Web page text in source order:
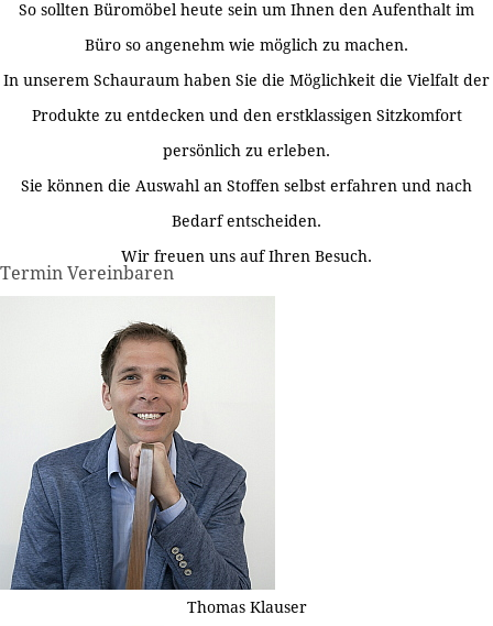
So sollten Büromöbel heute sein um Ihnen den Aufenthalt im
Büro so angenehm wie möglich zu machen.
In unserem Schauraum haben Sie die Möglichkeit die Vielfalt der
Produkte zu entdecken und den erstklassigen Sitzkomfort
persönlich zu erleben.
Sie können die Auswahl an Stoffen selbst erfahren und nach
Bedarf entscheiden.
Wir freuen uns auf Ihren Besuch.
Termin Vereinbaren
Thomas Klauser